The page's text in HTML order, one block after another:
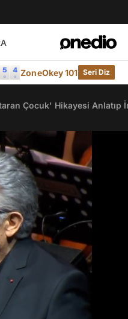
ZoneOkey 101 Seri Diz
Çocuk' Hikayesi Anlatıp